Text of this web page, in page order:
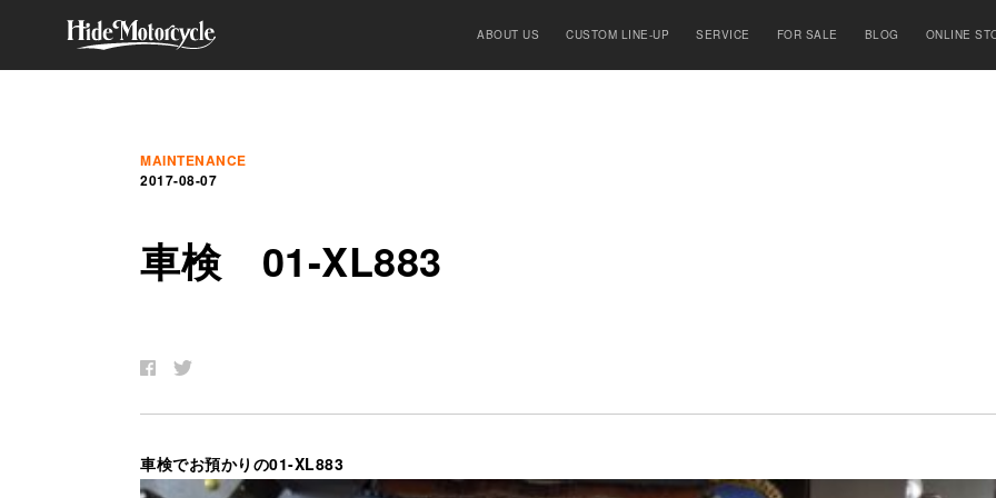
ABOUT US CUSTOM LINE-UP SERVICE FOR SALE BLOG ONLINE
MAINTENANCE
2017-08-07
車検01-XL883
車検でお預かりの01-XL883